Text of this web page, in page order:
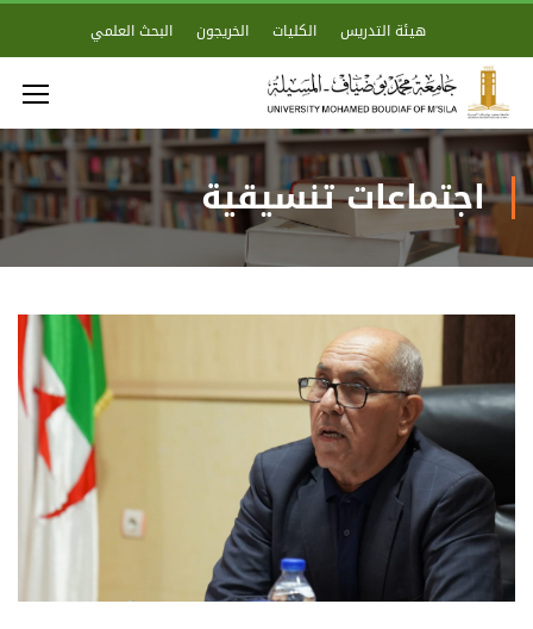
هيئة التدريس الكليات الخريجون البحث العلمي
اجتماعات تنسيقية